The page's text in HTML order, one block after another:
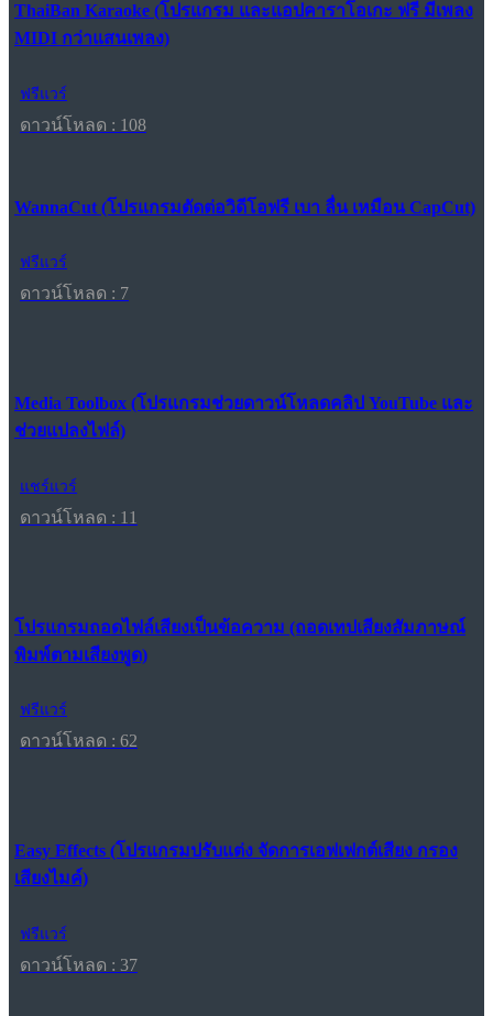
ThaiBan Karaoke (โปรแกรม และแอปคาราโอเกะ ฟรี มีเพลง
MIDI กว่าแสนเพลง)
ฟรีแวร์
ดาวน์โหลด : 108
WannaCut (โปรแกรมตัดต่อวิดีโอฟรี เบา ลื่น เหมือน CapCut)
ฟรีแวร์
ดาวน์โหลด : 7
Media Toolbox (โปรแกรมช่วยดาวน์โหลดคลิป YouTube และ
ช่วยแปลงไฟล์)
แชร์แวร์
ดาวน์โหลด : 11
โปรแกรมถอดไฟล์เสียงเป็นข้อความ (ถอดเทปเสียงสัมภาษณ์
พิมพ์ตามเสียงพูด)
ฟรีแวร์
ดาวน์โหลด : 62
Easy Effects (โปรแกรมปรับแต่ง จัดการเอฟเฟกต์เสียง กรอง
เสียงไมค์)
ฟรีแวร์
ดาวน์โหลด : 37